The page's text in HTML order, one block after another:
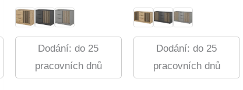
Dodání: do 25
pracovních dnů
Dodání: do 25
pracovních dnů